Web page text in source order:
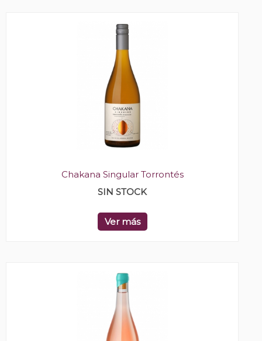
Chakana Singular Torrontés
SIN STOCK
Ver más